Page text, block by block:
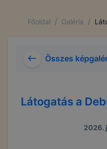
Főoldal / Galéria /
Összes
Látogatás a
2026.